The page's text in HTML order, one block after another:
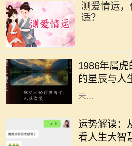
测爱情运
适？
1986年属虎
的星辰与人
丙火之年使得
格外向、热情
具有领导能力
未...
运势解读：
看人生大智
在中国传统文
解一个人一生
1998114号命
字组合，透过